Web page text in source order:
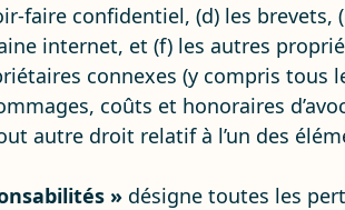
faire confidentiel, (d) les brevets,
internet, et (f) les autres
connexes (y compris tous
coûts et honoraires
autre droit relatif à l’un des
» désigne toutes les